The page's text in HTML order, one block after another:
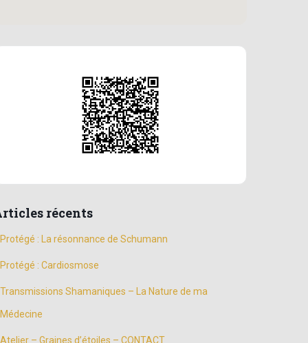
récents
Protégé : La résonnance de Schumann
Protégé : Cardiosmose
Transmissions Shamaniques – La Nature de ma
Médecine
Atelier – Graines d’étoiles – CONTACT